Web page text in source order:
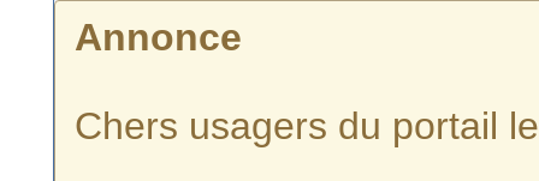
Annonce
Chers usagers du portail